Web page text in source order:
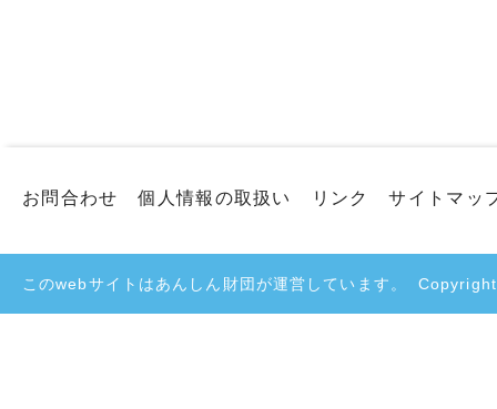
お問合わせ 個人情報の取扱い リンク サイトマッ
このwebサイトはあんしん財団が運営しています。